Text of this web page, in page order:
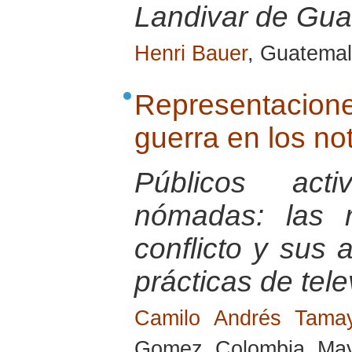
Landivar de
Henri Bauer,
guerra en los
Públicos
nómadas: las
conflicto y sus
prácticas de
Camilo Andrés